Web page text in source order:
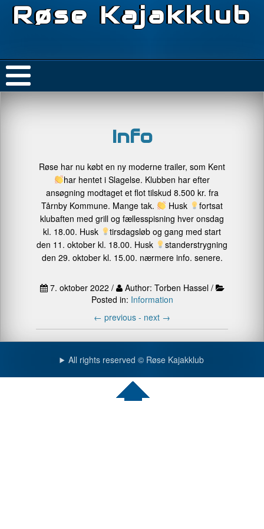
Røse Kajakklub
Info
Røse har nu købt en ny moderne trailer, som Kent
har hentet i Slagelse. Klubben har efter
ansøgning modtaget et flot tilskud 8.500 kr. fra
Tårnby Kommune. Mange tak.
Husk
fortsat
klubaften med grill og fællesspisning hver onsdag
kl. 18.00. Husk
tirsdagsløb og gang med start
den 11. oktober kl. 18.00. Husk
standerstrygning
den 29. oktober kl. 15.00. nærmere info. senere.
7. oktober 2022 /
Author: Torben Hassel /
Posted in: Information
← previous - next →
All rights reserved © Røse Kajakklub